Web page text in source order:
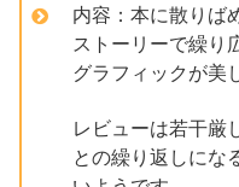
内容：本に散りば
ストーリーで繰り
グラフィックが美
レビューは若干厳
との繰り返しにな